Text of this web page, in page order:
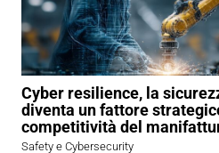
Cyber resilience, la
diventa un fattore
competitività del
Safety e Cybersecurity